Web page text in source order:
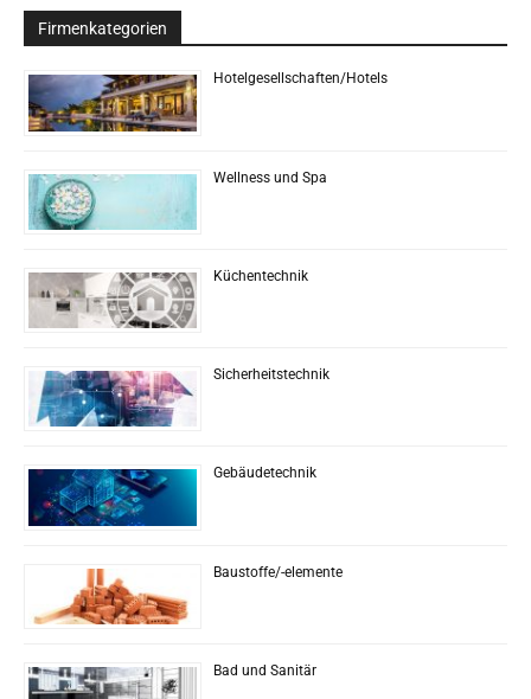
Firmenkategorien
Hotelgesellschaften/Hotels
Wellness und Spa
Küchentechnik
Sicherheitstechnik
Gebäudetechnik
Baustoffe/-elemente
Bad und Sanitär